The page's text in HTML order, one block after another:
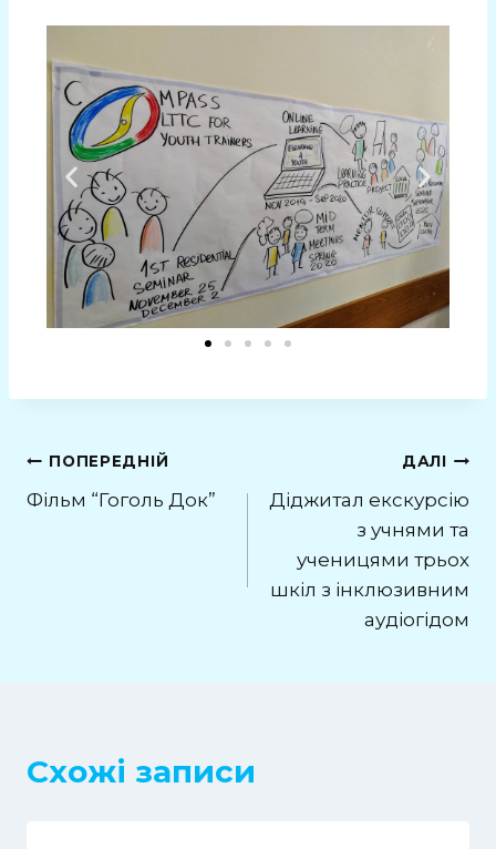
ПОПЕРЕДНІЙ
Фільм “Гоголь Док”
ДАЛІ
Діджитал екскурсію
з учнями та
ученицями трьох
шкіл з інклюзивним
аудіогідом
Схожі записи